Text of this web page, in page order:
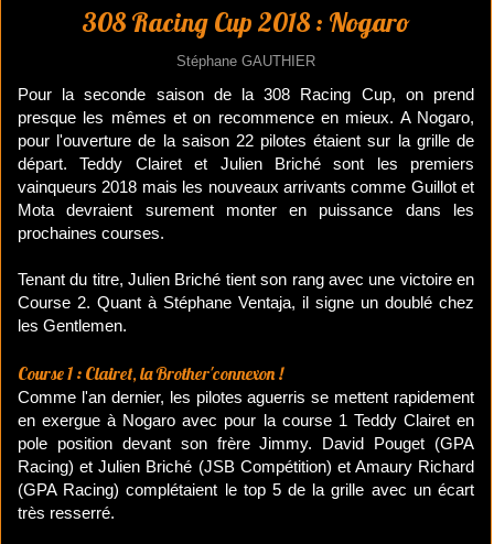
308 Racing Cup 2018 : Nogaro
Stéphane GAUTHIER
Pour la seconde saison de la 308 Racing Cup, on prend
presque les mêmes et on recommence en mieux. A Nogaro,
pour l'ouverture de la saison 22 pilotes étaient sur la grille de
départ. Teddy Clairet et Julien Briché sont les premiers
vainqueurs 2018 mais les nouveaux arrivants comme Guillot et
Mota devraient surement monter en puissance dans les
prochaines courses.
Tenant du titre, Julien Briché tient son rang avec une victoire en
Course 2. Quant à Stéphane Ventaja, il signe un doublé chez
les Gentlemen.
Course 1 : Clairet, la Brother'connexon !
Comme l'an dernier, les pilotes aguerris se mettent rapidement
en exergue à Nogaro avec pour la course 1 Teddy Clairet en
pole position devant son frère Jimmy. David Pouget (GPA
Racing) et Julien Briché (JSB Compétition) et Amaury Richard
(GPA Racing) complétaient le top 5 de la grille avec un écart
très resserré.